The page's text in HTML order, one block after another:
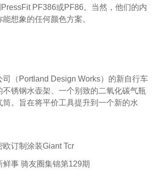
PF386或PF86。当然，他们的内
想象的任何颜色方案。
司（Portland Design Works）的新自行车
不锈钢水壶架、一个别致的二氧化碳气瓶
筒。旨在将平价工具提升到一个新的水
订制涂装Giant Tcr